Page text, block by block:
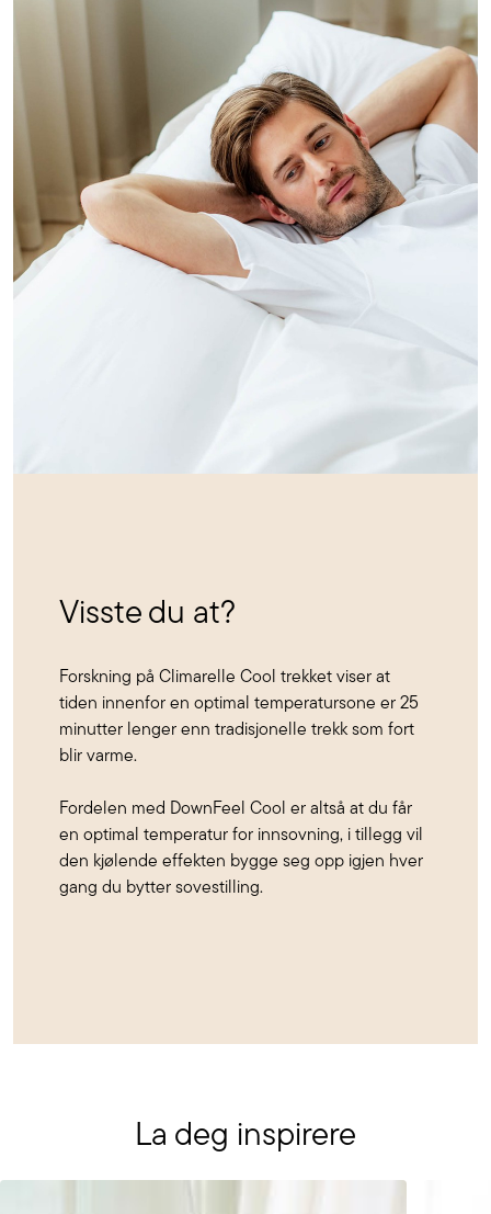
Visste du at?
Forskning på Climarelle Cool trekket viser at
tiden innenfor en optimal temperatursone er 25
minutter lenger enn tradisjonelle trekk som fort
blir varme.
Fordelen med DownFeel Cool er altså at du får
en optimal temperatur for innsovning, i tillegg vil
den kjølende effekten bygge seg opp igjen hver
gang du bytter sovestilling.
La deg inspirere